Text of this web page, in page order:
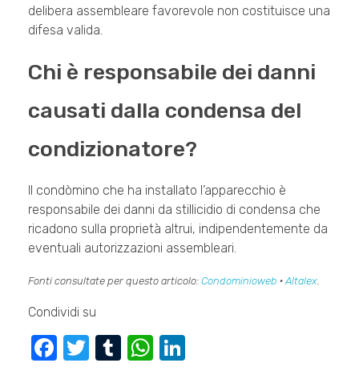
delibera assembleare favorevole non costituisce una
difesa valida.
Chi è responsabile dei danni
causati dalla condensa del
condizionatore?
Il condòmino che ha installato l’apparecchio è
responsabile dei danni da stillicidio di condensa che
ricadono sulla proprietà altrui, indipendentemente da
eventuali autorizzazioni assembleari.
Fonti consultate per questo articolo: Condominioweb ·Altalex.
Condividi su
F
T
T
W